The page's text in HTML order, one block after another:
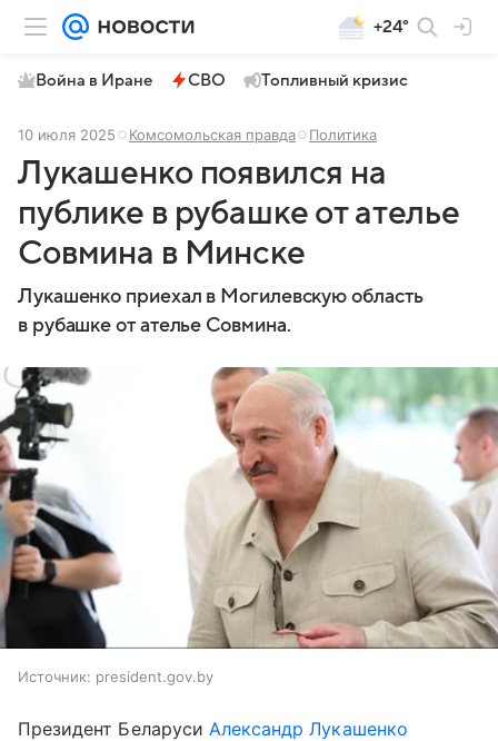
+24°
Война в Иране СВО Топливный кризис
10 июля 2025 Комсомольская правда Политика
Лукашенко появился на
публике в рубашке от ателье
Совмина в Минске
Лукашенко приехал в Могилевскую область
в рубашке от ателье Совмина.
Источник: president.gov.by
Президент Беларуси Александр Лукашенко